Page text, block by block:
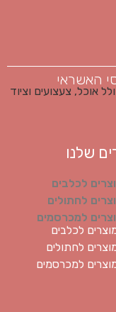
האשראי
שלנו
לכלבים
לחתולים
למכרסמים
לכלבים
לחתולים
למכרסמים